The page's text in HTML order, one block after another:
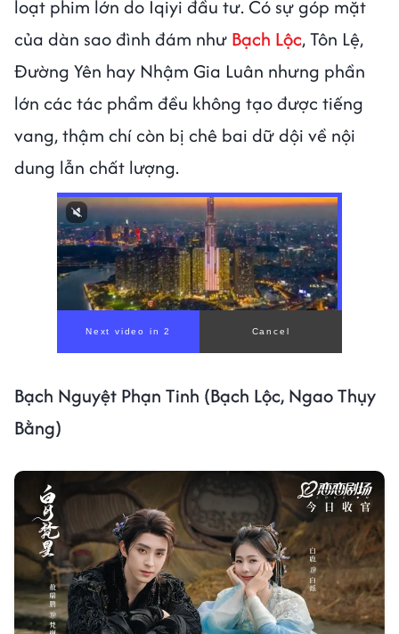
loạt phim lớn do Iqiyi đầu tư. Có sự góp mặt
của dàn sao đình đám như Bạch Lộc, Tôn Lệ,
Đường Yên hay Nhậm Gia Luân nhưng phần
lớn các tác phẩm đều không tạo được tiếng
vang, thậm chí còn bị chê bai dữ dội về nội
dung lẫn chất lượng.
Bạch Nguyệt Phạn Tinh (Bạch Lộc, Ngao Thụy
Bằng)